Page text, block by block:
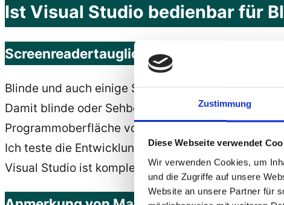
Zustimmung
Diese Webseite verwendet
Wir verwenden Cookies, um
und die Zugriffe auf unsere
Website an unsere Partner für
Ist Visual Studio bedienbar für
Screenreadertauglichkeit
Blinde und auch einige Sehbehinderte bedienen
Damit blinde oder Sehbehinderte mit der
Programmoberfläche von Visual Studio Texte
Ich teste die Entwicklungsumgebung Visual
Visual Studio ist komplett Screenreadertauglich.